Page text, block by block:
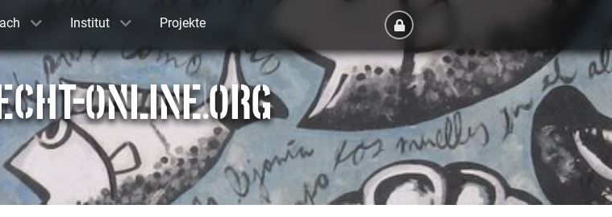
Institut Projekte
ONLINE.ORG